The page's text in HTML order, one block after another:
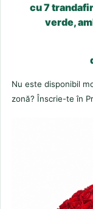
cu 7
verde,
Nu este disponibil
zonă? Înscrie-te în